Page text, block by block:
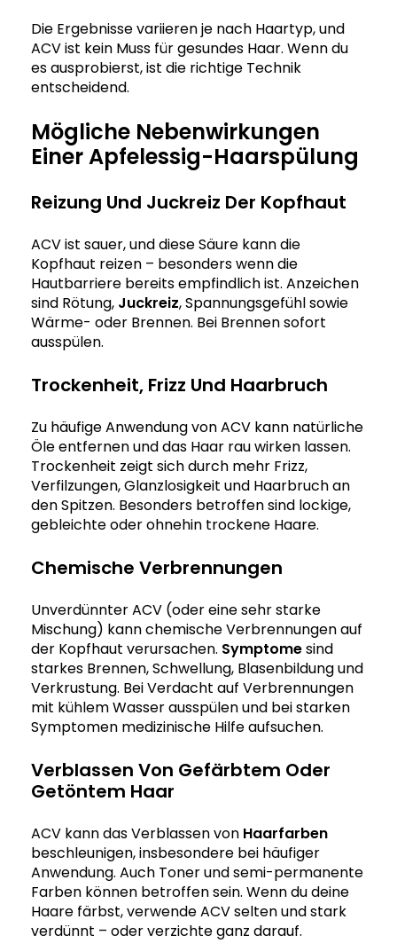
Die Ergebnisse variieren je nach Haartyp, und
ACV ist kein Muss für gesundes Haar. Wenn du
es ausprobierst, ist die richtige Technik
entscheidend.
Mögliche Nebenwirkungen
Einer Apfelessig-Haarspülung
Reizung Und Juckreiz Der Kopfhaut
ACV ist sauer, und diese Säure kann die
Kopfhaut reizen – besonders wenn die
Hautbarriere bereits empfindlich ist. Anzeichen
sind Rötung, Juckreiz, Spannungsgefühl sowie
Wärme- oder Brennen. Bei Brennen sofort
ausspülen.
Trockenheit, Frizz Und Haarbruch
Zu häufige Anwendung von ACV kann natürliche
Öle entfernen und das Haar rau wirken lassen.
Trockenheit zeigt sich durch mehr Frizz,
Verfilzungen, Glanzlosigkeit und Haarbruch an
den Spitzen. Besonders betroffen sind lockige,
gebleichte oder ohnehin trockene Haare.
Chemische Verbrennungen
Unverdünnter ACV (oder eine sehr starke
Mischung) kann chemische Verbrennungen auf
der Kopfhaut verursachen. Symptomesind
starkes Brennen, Schwellung, Blasenbildung und
Verkrustung. Bei Verdacht auf Verbrennungen
mit kühlem Wasser ausspülen und bei starken
Symptomen medizinische Hilfe aufsuchen.
Verblassen Von Gefärbtem Oder
Getöntem Haar
ACV kann das Verblassen von Haarfarben
beschleunigen, insbesondere bei häufiger
Anwendung. Auch Toner und semi-permanente
Farben können betroffen sein. Wenn du deine
Haare färbst, verwende ACV selten und stark
verdünnt – oder verzichte ganz darauf.